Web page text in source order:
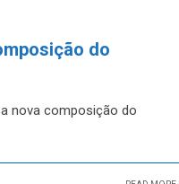
do
nova composição do